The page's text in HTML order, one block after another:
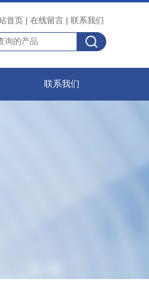
首页 | 在线留言 | 联系我们
联系我们